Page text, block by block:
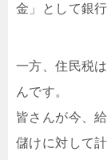
金」として銀
一方、住民税
んです。
皆さんが今、
儲けに対して